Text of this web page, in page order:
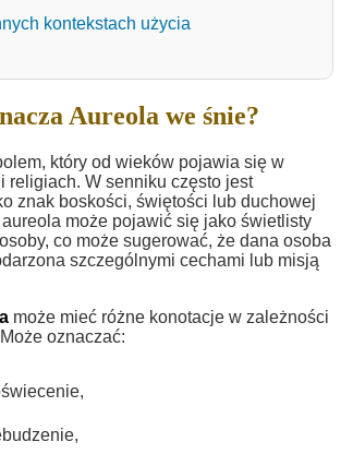
kontekstach użycia
Aureola we śnie?
który od wieków pojawia się w
religiach. W senniku często jest
znak boskości, świętości lub duchowej
może pojawić się jako świetlisty
osoby, co może sugerować, że dana osoba
szczególnymi cechami lub misją
może mieć różne konotacje w zależności
oznaczać: